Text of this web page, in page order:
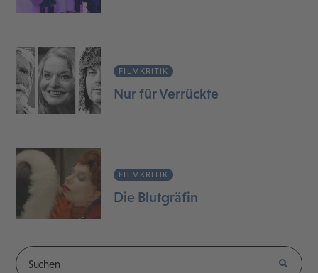
FILMKRITIK
Nur für Verrückte
FILMKRITIK
Die Blutgräfin